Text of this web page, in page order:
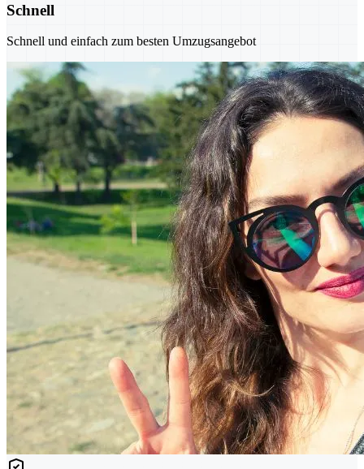
Schnell
Schnell und einfach zum besten Umzugsangebot